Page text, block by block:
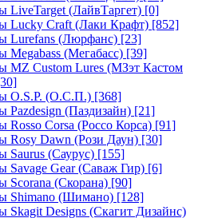
LiveTarget (ЛайвТаргет) [0]
Lucky Craft (Лаки Крафт) [852]
Lurefans (Люрфанс) [23]
Megabass (Мегабасс) [39]
MZ Custom Lures (МЗэт Кастом
O.S.P. (О.С.П.) [368]
Pazdesign (Паздизайн) [21]
Rosso Corsa (Россо Корса) [91]
Rosy Dawn (Рози Даун) [30]
Saurus (Саурус) [155]
Savage Gear (Саваж Гир) [6]
Scorana (Скорана) [90]
Shimano (Шимано) [128]
Skagit Designs (Скагит Дизайнс)